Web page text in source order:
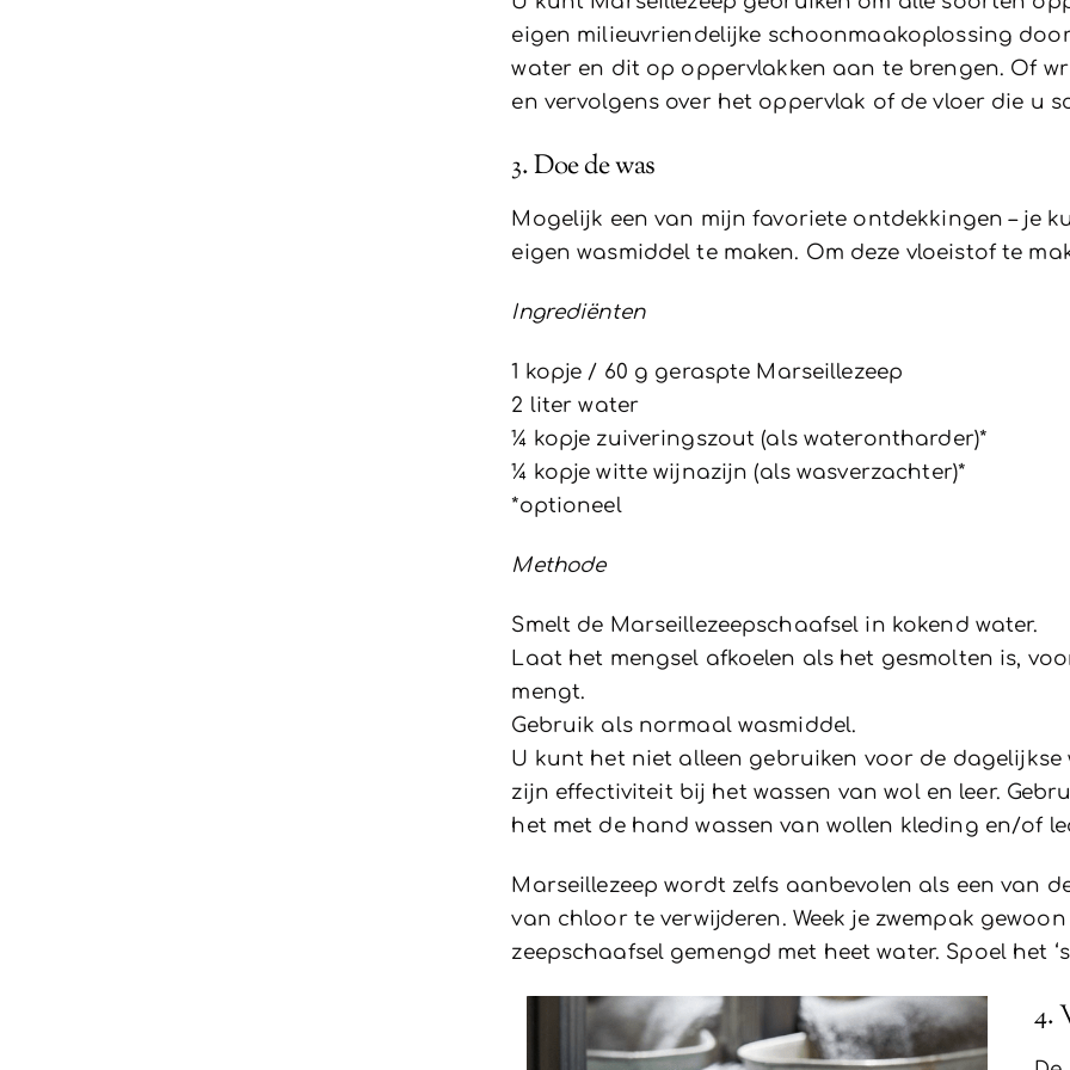
eigen milieuvriendelijke schoonmaakoplossing
water en dit op oppervlakken aan te brengen. Of
en vervolgens over het oppervlak of de vloer die u
3. Doe de was
Mogelijk een van mijn favoriete ontdekkingen – je
eigen wasmiddel te maken. Om deze vloeistof te
Ingrediënten
1 kopje / 60 g geraspte Marseillezeep
2 liter water
¼ kopje zuiveringszout (als waterontharder)*
¼ kopje witte wijnazijn (als wasverzachter)*
*optioneel
Methode
Smelt de Marseillezeepschaafsel in kokend water.
Laat het mengsel afkoelen als het gesmolten is,
mengt.
Gebruik als normaal wasmiddel.
U kunt het niet alleen gebruiken voor de
zijn effectiviteit bij het wassen van wol en leer.
het met de hand wassen van wollen kleding en/of
Marseillezeep wordt zelfs aanbevolen als een van
van chloor te verwijderen. Week je zwempak
zeepschaafsel gemengd met heet water. Spoel het
4.